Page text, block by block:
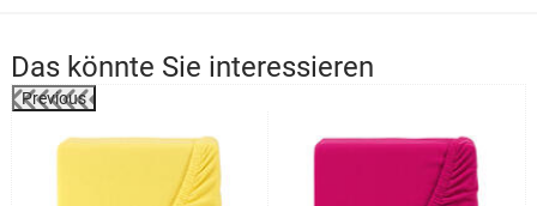
Das könnte Sie interessieren
Previous